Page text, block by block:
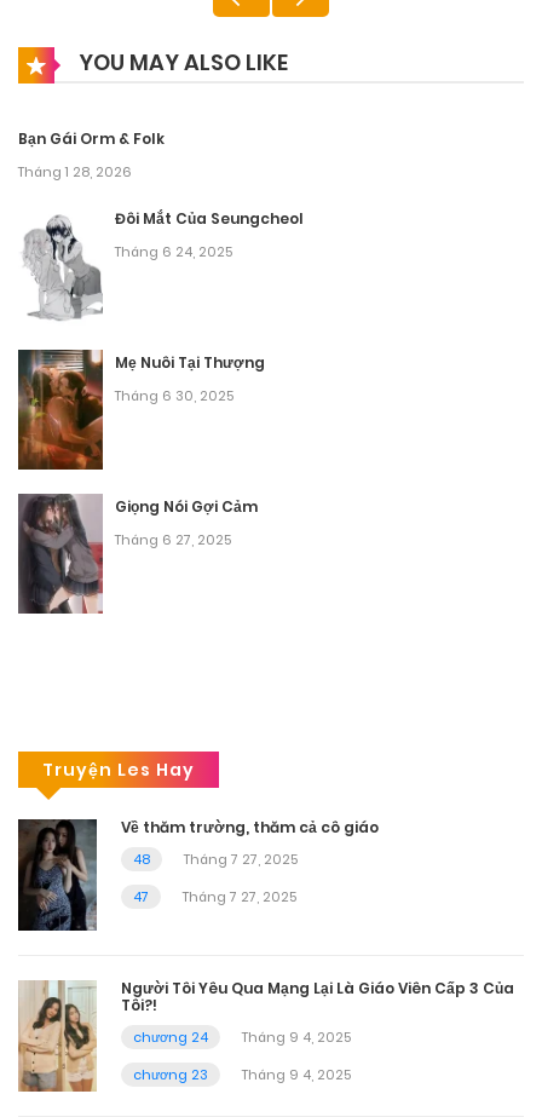
YOU MAY ALSO LIKE
Bạn Gái Orm & Folk
Tháng 1 28, 2026
Đôi Mắt Của Seungcheol
Tháng 6 24, 2025
Mẹ Nuôi Tại Thượng
Tháng 6 30, 2025
Giọng Nói Gợi Cảm
Tháng 6 27, 2025
Truyện Les Hay
Về thăm trường, thăm cả cô giáo
48
Tháng 7 27, 2025
47
Tháng 7 27, 2025
Người Tôi Yêu Qua Mạng Lại Là Giáo Viên Cấp 3 Của
Tôi?!
chương 24
Tháng 9 4, 2025
chương 23
Tháng 9 4, 2025